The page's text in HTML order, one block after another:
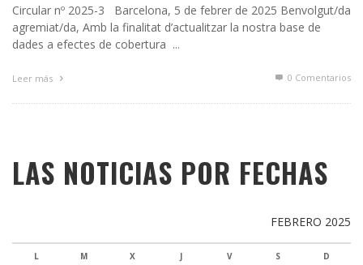
Circular nº 2025-3 Barcelona, 5 de febrer de 2025 Benvolgut/da
agremiat/da, Amb la finalitat d’actualitzar la nostra base de
dades a efectes de cobertura ...
Leer más 0 Comentarios
LAS NOTICIAS POR FECHAS
FEBRERO 2025
L M X J V S D